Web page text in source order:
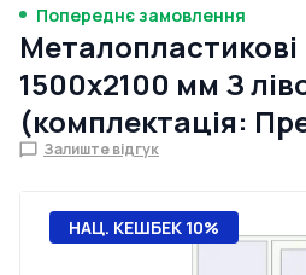
Попереднє замовлення
Металопластикові
1500x2100 мм З
(комплектація:
Залиште відгук
НАЦ. КЕШБЕК 10%